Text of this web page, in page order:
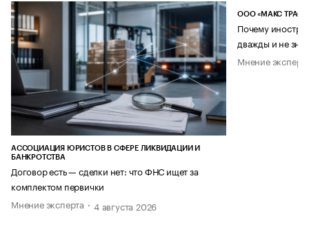
АССОЦИАЦИЯ ЮРИСТОВ В СФЕРЕ ЛИКВИДАЦИИ И
БАНКРОТСТВА
Договор есть — сделки нет: что ФНС ищет за
комплектом первички
Мнение эксперта
4 августа 2026
ООО «МАКС ТРАСТ»
Почему
дважды и не
Мнение